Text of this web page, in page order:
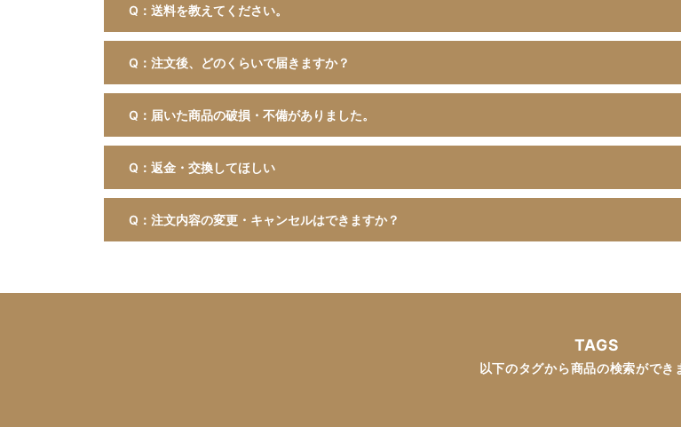
Q：送料を教えてください。
Q：注文後、どのくらいで届きますか？
Q：届いた商品の破損・不備がありました。
Q：返金・交換してほしい
Q：注文内容の変更・キャンセルはできますか？
TAGS
以下のタグから商品の検索ができ